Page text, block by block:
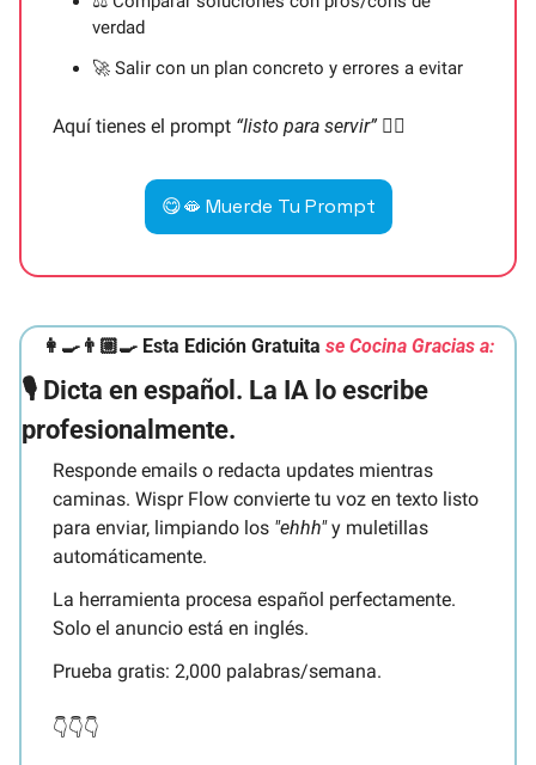
verdad
🚀 Salir con un plan concreto y errores a evitar
Aquí tienes el prompt “listo para servir” 👇🏼
😋🫦 Muerde Tu Prompt
👩‍🍳 👨🏼‍🍳 Esta Edición Gratuita se Cocina Gracias a:
🎙️ Dicta en español. La IA lo escribe
profesionalmente.
Responde emails o redacta updates mientras
caminas. Wispr Flow convierte tu voz en texto listo
para enviar, limpiando los "ehhh" y muletillas
automáticamente.
La herramienta procesa español perfectamente.
Solo el anuncio está en inglés.
Prueba gratis: 2,000 palabras/semana.
👇👇👇